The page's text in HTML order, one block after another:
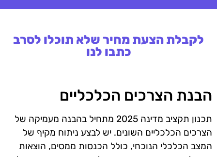
לקבלת הצעת מחיר שלא תוכלו לסרב
כתבו לנו
הבנת הצרכים הכלכליים
תכנון תקציב מדינה 2025 מתחיל בהבנה מעמיקה של
הצרכים הכלכליים השונים. יש לבצע ניתוח מקיף של
המצב הכלכלי הנוכחי, כולל הכנסות ממסים, הוצאות